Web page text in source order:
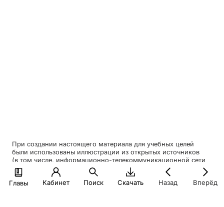
Главы Кабинет Поиск Скачать Назад Вперёд
При создании настоящего материала для учебных целей
были использованы иллюстрации из открытых источников
(в том числе, информационно-телекоммуникационной сети
интернет) в порядке ст. 1274-1276 ГК РФ